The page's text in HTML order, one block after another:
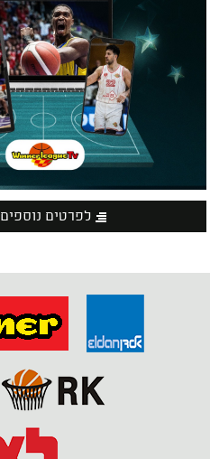
לפרטים נוספים